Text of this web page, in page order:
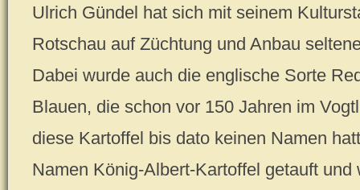
Ulrich Gündel hat sich mit seinem
Rotschau auf Züchtung und Anbau
Dabei wurde auch die englische Sorte
Blauen, die schon vor 150 Jahren im
diese Kartoffel bis dato keinen Namen
Namen König-Albert-Kartoffel getauft